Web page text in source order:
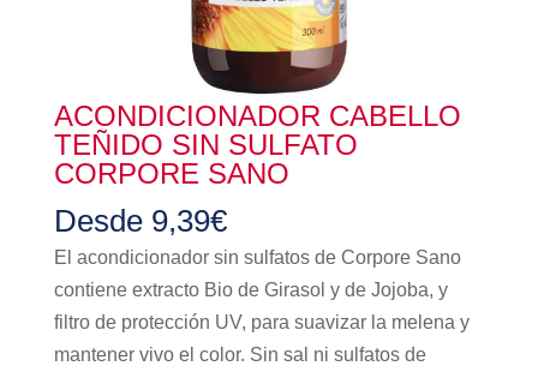
ACONDICIONADOR CABELLO
TEÑIDO SIN SULFATO
CORPORE SANO
Desde 9,39€
El acondicionador sin sulfatos de Corpore Sano
contiene extracto Bio de Girasol y de Jojoba, y
filtro de protección UV, para suavizar la melena y
mantener vivo el color. Sin sal ni sulfatos de